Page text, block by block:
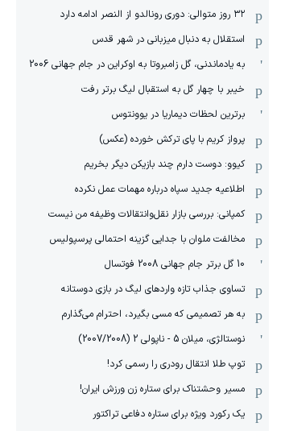
۳۲ روز متوالی: دوری رونالدو از النصر ادامه دارد
استقلال به دنبال میزبانی در شهر قدس
به یادماندنی، گل زامبروتا به اوکراین در جام جهانی 2006
خیبر با چهار گل به استقبال لیگ برتر رفت
برترین لحظات دیماریا در یوونتوس
پرواز کریم با پای ترکش خورده (عکس)
کیوو: دوست دارم چند بازیکن دیگر بخریم
اطلاعیه جدید سپاه درباره مهمات عمل نکرده
کمپانی: بررسی بازار نقل‌وانتقالات وظیفه من نیست
مخالفت ملوان با جدایی گزینه احتمالی پرسپولیس
10 گل برتر جام جهانی 2008 فوتسال
تساوی جذاب تازه واردهای لیگ در بازی دوستانه
به هر تصمیمی که مسی بگیرد، احترام می‌گذارم
نوستالژی، میلان 5 - ناپولی 2 (2007/2008)
توپ طلا انتقال رودری را رسمی کرد!
مسیر وحشتناک برای ستاره زن ورزش ایران!
یک رکورد ویژه برای ستاره دفاعی تراکتور